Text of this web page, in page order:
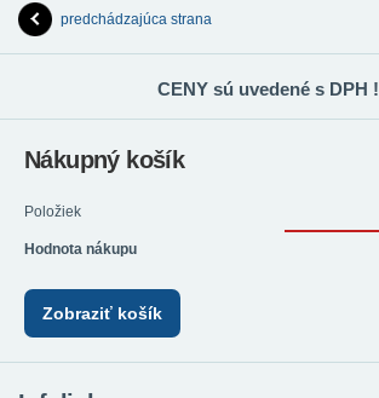
predchádzajúca strana
CENY sú uvedené s DPH !
Nákupný košík
Položiek
Hodnota nákupu
Zobraziť košík